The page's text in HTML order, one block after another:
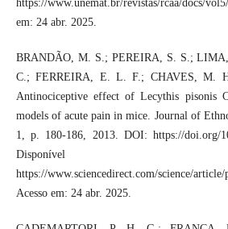
https://www.unemat.br/revistas/rcaa/docs/
em: 24 abr. 2025.
BRANDÃO, M. S.; PEREIRA, S. S.;
C.; FERREIRA, E. L. F.; CHAVES, M.
Antinociceptive effect of Lecythis pisonis
models of acute pain in mice. Journal of
1, p. 180-186, 2013. DOI: https://doi.org/
https://www.sciencedirect.com/science/
Acesso em: 24 abr. 2025.